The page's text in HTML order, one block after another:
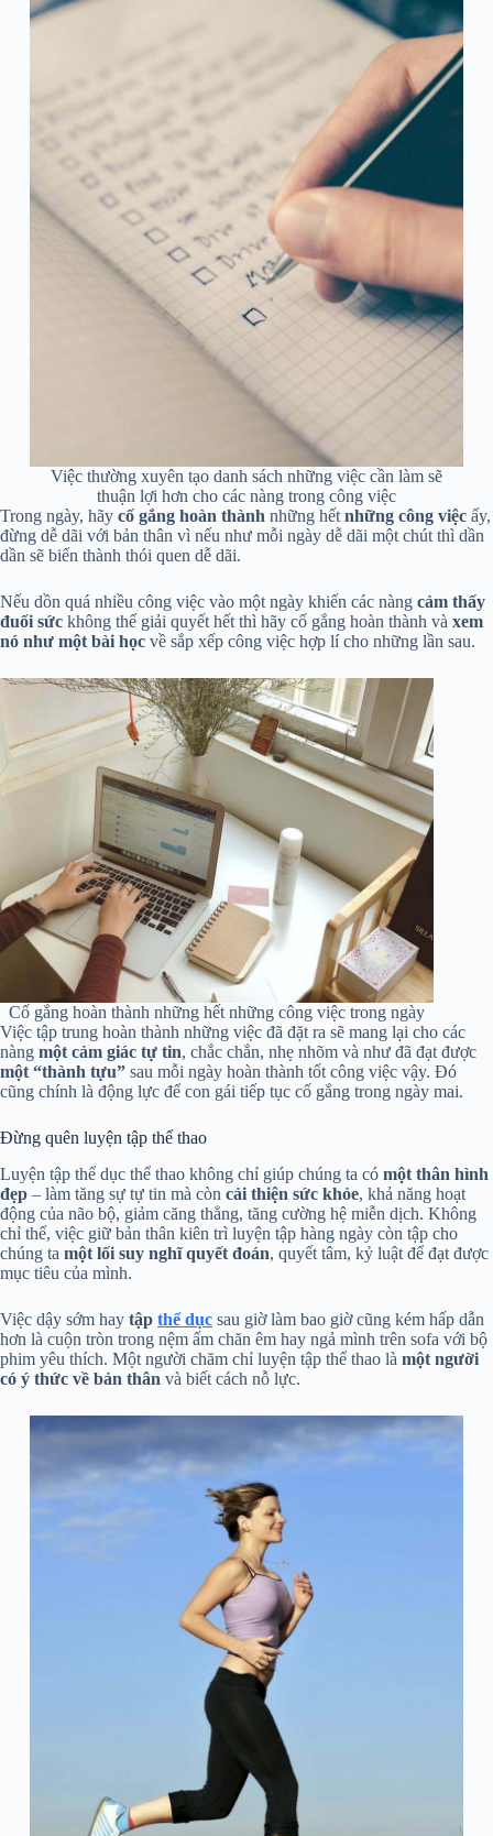
Việc thường xuyên tạo danh sách những việc cần làm sẽ
thuận lợi hơn cho các nàng trong công việc
Trong ngày, hãy cố gắng hoàn thành những hết những công việc ấy,
đừng dễ dãi với bản thân vì nếu như mỗi ngày dễ dãi một chút thì dần
dần sẽ biến thành thói quen dễ dãi.
Nếu dồn quá nhiều công việc vào một ngày khiến các nàng cảm thấy
đuối sức không thể giải quyết hết thì hãy cố gắng hoàn thành và xem
nó như một bài học về sắp xếp công việc hợp lí cho những lần sau.
Cố gắng hoàn thành những hết những công việc trong ngày
Việc tập trung hoàn thành những việc đã đặt ra sẽ mang lại cho các
nàng một cảm giác tự tin, chắc chắn, nhẹ nhõm và như đã đạt được
một “thành tựu” sau mỗi ngày hoàn thành tốt công việc vậy. Đó
cũng chính là động lực để con gái tiếp tục cố gắng trong ngày mai.
Đừng quên luyện tập thể thao
Luyện tập thể dục thể thao không chỉ giúp chúng ta có một thân hình
đẹp – làm tăng sự tự tin mà còn cải thiện sức khỏe, khả năng hoạt
động của não bộ, giảm căng thẳng, tăng cường hệ miễn dịch. Không
chỉ thế, việc giữ bản thân kiên trì luyện tập hàng ngày còn tập cho
chúng ta một lối suy nghĩ quyết đoán, quyết tâm, kỷ luật để đạt được
mục tiêu của mình.
Việc dậy sớm hay tập thể dục sau giờ làm bao giờ cũng kém hấp dẫn
hơn là cuộn tròn trong nệm ấm chăn êm hay ngả mình trên sofa với bộ
phim yêu thích. Một người chăm chỉ luyện tập thể thao là một người
có ý thức về bản thân và biết cách nỗ lực.